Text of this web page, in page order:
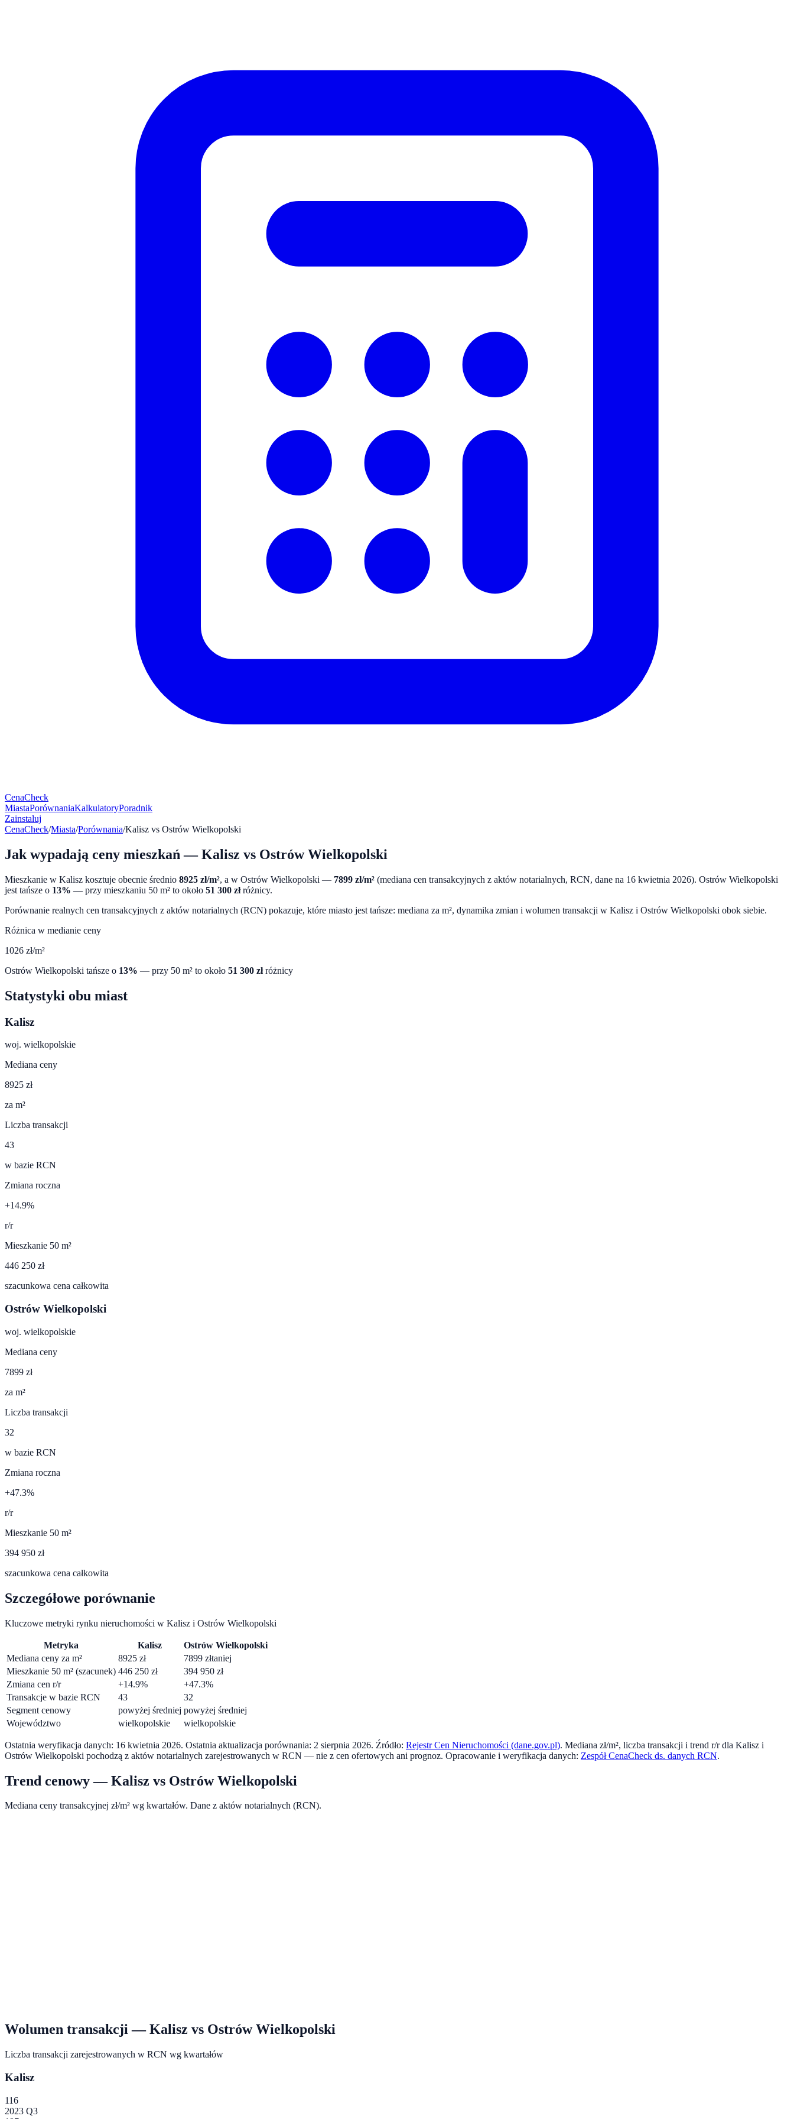
CenaCheck
MiastaPorównaniaKalkulatoryPoradnik
Zainstaluj
CenaCheck/Miasta/Porównania/Kalisz vs Ostrów Wielkopolski
Jak wypadają ceny mieszkań —Kalisz vs Ostrów Wielkopolski
Mieszkanie w Kalisz kosztuje obecnie średnio 8925 zł/m², a w Ostrów Wielkopolski — 7899 zł/m² (mediana cen transakcyjnych z aktów notarialnych, RCN, dane na 16 kwietnia 2026). Ostrów Wielkopolski
jest tańsze o 13% — przy mieszkaniu 50 m² to około 51 300 złróżnicy.
Porównanie realnych cen transakcyjnych z aktów notarialnych (RCN) pokazuje, które miasto jest tańsze: mediana za m², dynamika zmian i wolumen transakcji w Kalisz i Ostrów Wielkopolski obok siebie.
Różnica w medianie ceny
1026 zł/m²
Ostrów Wielkopolski tańsze o 13% — przy 50 m² to około 51 300 złróżnicy
Statystyki obu miast
Kalisz
woj. wielkopolskie
Mediana ceny
8925 zł
za m²
Liczba transakcji
43
w bazie RCN
Zmiana roczna
+14.9%
r/r
Mieszkanie 50 m²
446 250 zł
szacunkowa cena całkowita
Ostrów Wielkopolski
woj. wielkopolskie
Mediana ceny
7899 zł
za m²
Liczba transakcji
32
w bazie RCN
Zmiana roczna
+47.3%
r/r
Mieszkanie 50 m²
394 950 zł
szacunkowa cena całkowita
Szczegółowe porównanie
Kluczowe metryki rynku nieruchomości w Kalisz i Ostrów Wielkopolski
Metryka Kalisz
Ostrów Wielkopolski
Mediana ceny za m²
8925 zł 7899 złtaniej
Mieszkanie 50 m² (szacunek) 446 250 zł 394 950 zł
Zmiana cen r/r
+14.9% +47.3%
Transakcje w bazie RCN
43
32
Segment cenowy
powyżej średniej powyżej średniej
Województwo
wielkopolskie wielkopolskie
Ostatnia weryfikacja danych: 16 kwietnia 2026. Ostatnia aktualizacja porównania: 2 sierpnia 2026. Źródło: Rejestr Cen Nieruchomości (dane.gov.pl). Mediana zł/m², liczba transakcji i trend r/r dla Kalisz i
Ostrów Wielkopolski pochodzą z aktów notarialnych zarejestrowanych w RCN — nie z cen ofertowych ani prognoz. Opracowanie i weryfikacja danych: Zespół CenaCheck ds. danych RCN.
Trend cenowy —Kalisz vs Ostrów Wielkopolski
Mediana ceny transakcyjnej zł/m² wg kwartałów. Dane z aktów notarialnych (RCN).
Wolumen transakcji —Kalisz vs Ostrów Wielkopolski
Liczba transakcji zarejestrowanych w RCN wg kwartałów
Kalisz
116
2023 Q3